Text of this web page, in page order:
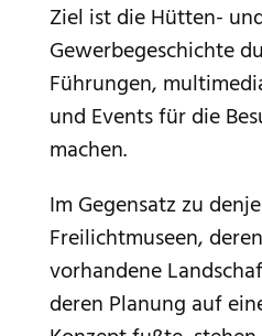
Ziel ist die Hütten-
Gewerbegeschichte
Führungen,
und Events für die
machen.
Im Gegensatz zu
Freilichtmuseen,
vorhandene
deren Planung auf